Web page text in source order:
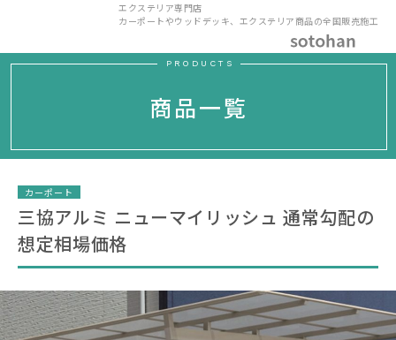
エクステリア専門店
カーポートやウッドデッキ、エクステリア商品の全国販売施工
PRODUCTS
商品一覧
カーポート
三協アルミ ニューマイリッシュ 通常勾配の
想定相場価格